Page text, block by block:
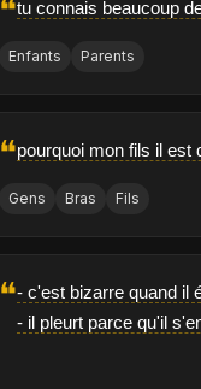
❝tu connais beaucoup
Enfants Parents
❝pourquoi mon fils il est
Gens Bras Fils
❝- c'est bizarre quand il
- il pleurt parce qu'il